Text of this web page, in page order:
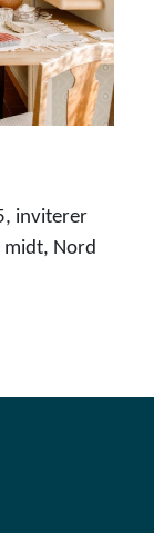
inviterer
midt, Nord